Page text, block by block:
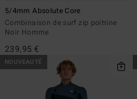
5/4mm Absolute Core
Combinaison de surf zip poitrine
Noir Homme
239,95 €
NOUVEAUTÉ